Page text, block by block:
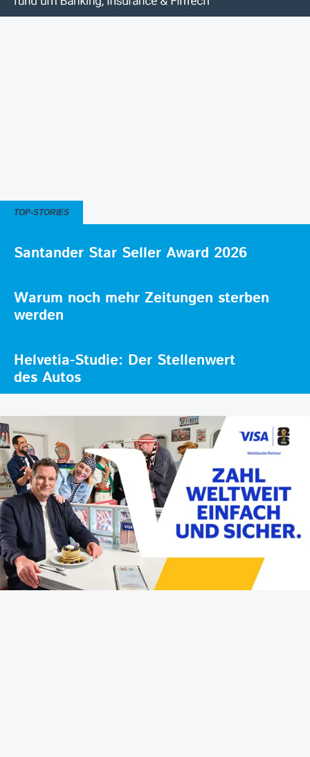
TOP-STORIES
Santander Star Seller Award 2026
Warum noch mehr Zeitungen sterben
werden
Helvetia-Studie: Der Stellenwert
des Autos